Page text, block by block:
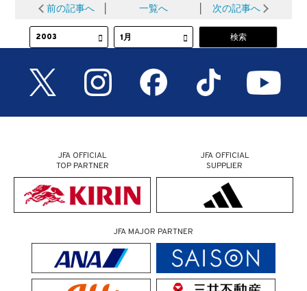
前の記事へ 一覧へ 次の記事へ
JFA OFFICIAL
TOP PARTNER
JFA OFFICIAL
SUPPLIER
JFA MAJOR PARTNER